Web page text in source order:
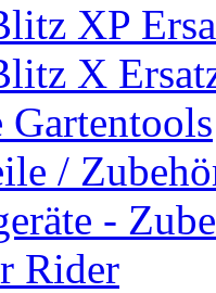
XP
X
Gartentools
/
-
Rider